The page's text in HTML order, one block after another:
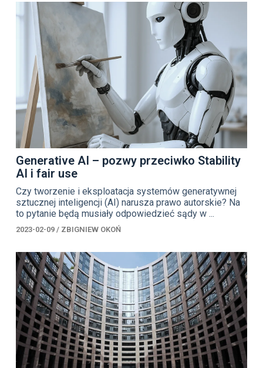
Generative AI – pozwy przeciwko Stability
AI i fair use
Czy tworzenie i eksploatacja systemów generatywnej
sztucznej inteligencji (AI) narusza prawo autorskie? Na
to pytanie będą musiały odpowiedzieć sądy w ...
2023-02-09/ ZBIGNIEW OKOŃ